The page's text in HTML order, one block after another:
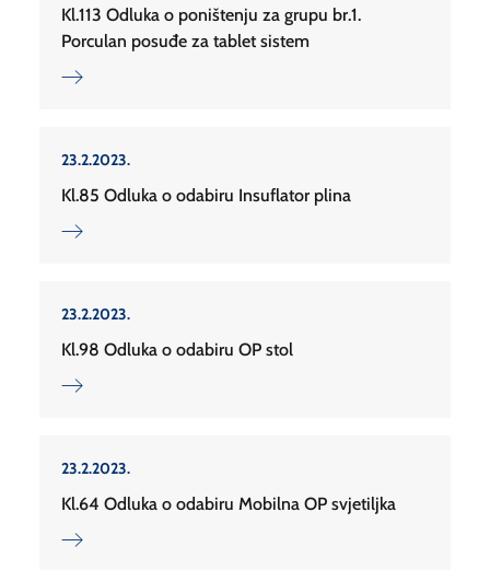
Kl.113 Odluka o poništenju za grupu br.1.
Porculan posuđe za tablet sistem
23.2.2023.
Kl.85 Odluka o odabiru Insuflator plina
23.2.2023.
Kl.98 Odluka o odabiru OP stol
23.2.2023.
Kl.64 Odluka o odabiru Mobilna OP svjetiljka